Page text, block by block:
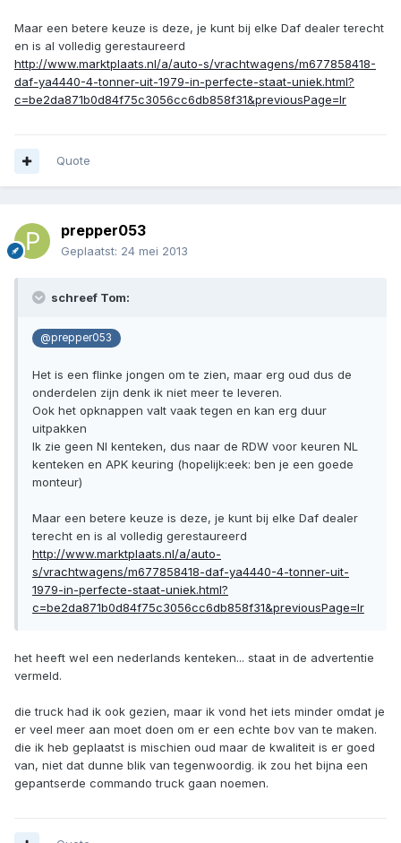
Maar een betere keuze is deze, je kunt bij elke Daf dealer terecht
en is al volledig gerestaureerd
http://www.marktplaats.nl/a/auto-s/vrachtwagens/m677858418-
daf-ya4440-4-tonner-uit-1979-in-perfecte-staat-uniek.html?
c=be2da871b0d84f75c3056cc6db858f31&previousPage=lr
Quote
prepper053
Geplaatst: 24 mei 2013
schreef Tom:
@prepper053
Het is een flinke jongen om te zien, maar erg oud dus de
onderdelen zijn denk ik niet meer te leveren.
Ook het opknappen valt vaak tegen en kan erg duur
uitpakken
Ik zie geen Nl kenteken, dus naar de RDW voor keuren NL
kenteken en APK keuring (hopelijk:eek: ben je een goede
monteur)
Maar een betere keuze is deze, je kunt bij elke Daf dealer
terecht en is al volledig gerestaureerd
http://www.marktplaats.nl/a/auto-
s/vrachtwagens/m677858418-daf-ya4440-4-tonner-uit-
1979-in-perfecte-staat-uniek.html?
c=be2da871b0d84f75c3056cc6db858f31&previousPage=lr
het heeft wel een nederlands kenteken... staat in de advertentie
vermeld.
die truck had ik ook gezien, maar ik vond het iets minder omdat je
er veel meer aan moet doen om er een echte bov van te maken.
die ik heb geplaatst is mischien oud maar de kwaliteit is er goed
van, niet dat dunne blik van tegenwoordig. ik zou het bijna een
gepantserde commando truck gaan noemen.